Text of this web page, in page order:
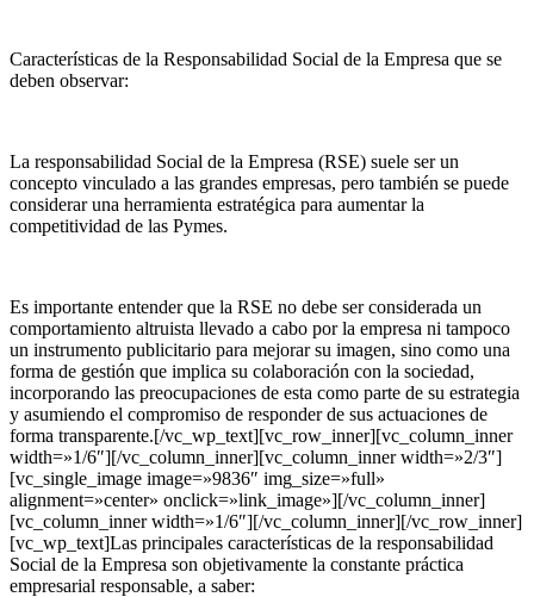
Características de la Responsabilidad Social de la Empresa que se
deben observar:
La responsabilidad Social de la Empresa (RSE) suele ser un
concepto vinculado a las grandes empresas, pero también se puede
considerar una herramienta estratégica para aumentar la
competitividad de las Pymes.
Es importante entender que la RSE no debe ser considerada un
comportamiento altruista llevado a cabo por la empresa ni tampoco
un instrumento publicitario para mejorar su imagen, sino como una
forma de gestión que implica su colaboración con la sociedad,
incorporando las preocupaciones de esta como parte de su estrategia
y asumiendo el compromiso de responder de sus actuaciones de
forma transparente.[/vc_wp_text][vc_row_inner][vc_column_inner
width=»1/6″][/vc_column_inner][vc_column_inner width=»2/3″]
[vc_single_image image=»9836″ img_size=»full»
alignment=»center» onclick=»link_image»][/vc_column_inner]
[vc_column_inner width=»1/6″][/vc_column_inner][/vc_row_inner]
[vc_wp_text]Las principales características de la responsabilidad
Social de la Empresa son objetivamente la constante práctica
empresarial responsable, a saber: